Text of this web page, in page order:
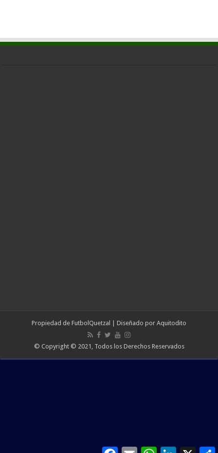
Propiedad de FutbolQuetzal | Diseñado por Aquitodito
© Copyright © 2021, Todos los Derechos Reservados
FacebookEmail WhatsAppLinkedIn